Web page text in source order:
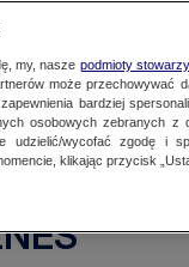
my, nasze podmioty
może przechowywać
bardziej
osobowych zebranych z
udzielić/wycofać zgodę i
klikając przycisk